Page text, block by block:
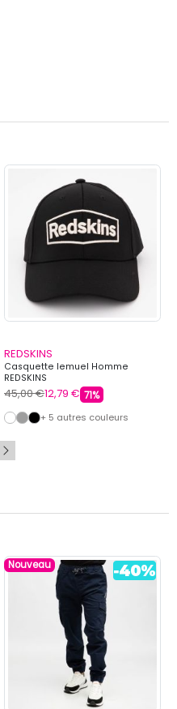
REDSKINS
Casquette lemuel Homme
REDSKINS
45,00 €12,79 € 71%
+ 5 autres couleurs
Nouveau